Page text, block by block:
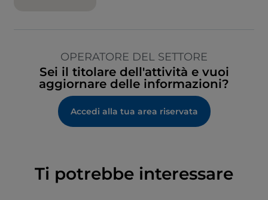
OPERATORE DEL SETTORE
Sei il titolare dell'attività e vuoi
aggiornare delle informazioni?
Accedi alla tua area riservata
Ti potrebbe interessare